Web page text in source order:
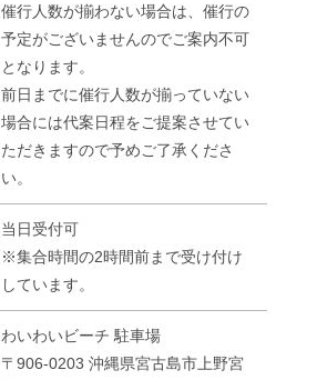
催行人数が揃わない場合は、催行の
予定がございませんのでご案内不可
となります。
前日までに催行人数が揃っていない
場合には代案日程をご提案させてい
ただきますので予めご了承くださ
い。
当日受付可
※集合時間の2時間前まで受け付け
しています。
わいわいビーチ 駐車場
〒906-0203 沖縄県宮古島市上野宮